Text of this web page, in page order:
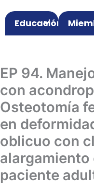
Educación
EP 94.
con
Osteotomía
en
oblicuo con
alargamiento
paciente